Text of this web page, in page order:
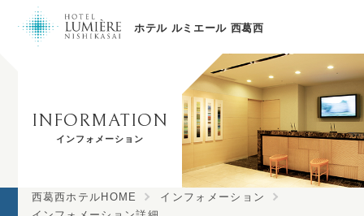
INFORMATION
インフォメーション
西葛西ホテルHOME
インフォメーション
ホテル ルミエール 西葛西